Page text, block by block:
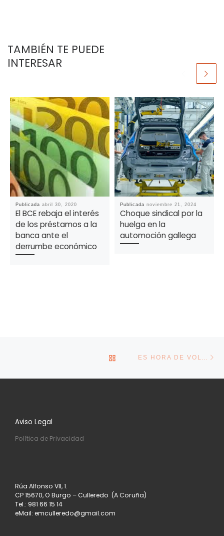
TAMBIÉN TE PUEDE
INTERESAR
Publicada abril 30, 2020
El BCE rebaja el interés
de los préstamos a la
banca ante el
derrumbe económico
Publicada noviembre 21, 2024
Choque sindical por la
huelga en la
automoción gallega
VOLVER A LA LISTA DE
Aviso Legal
Política de Privacidad
Rúa Alfonso VII, 1.
CP 15670, O Burgo – Culleredo (A Coruña)
Tel.: 981 66 15 14
eMail: emculleredo@gmail.com